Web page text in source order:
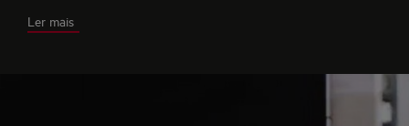
seu stand e, desta forma, evidenciar os
Sustainable
, peças femininas e delicadas.
Ler mais